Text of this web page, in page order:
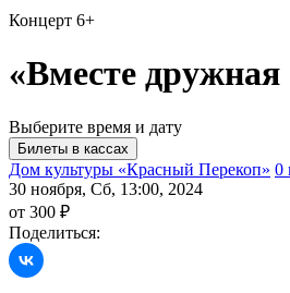
Концерт 6+
«Вместе дружная
Выберите время и дату
Дом культуры «Красный Перекоп» 0
30 ноября, Сб, 13:00, 2024
от 300 ₽
Поделиться: